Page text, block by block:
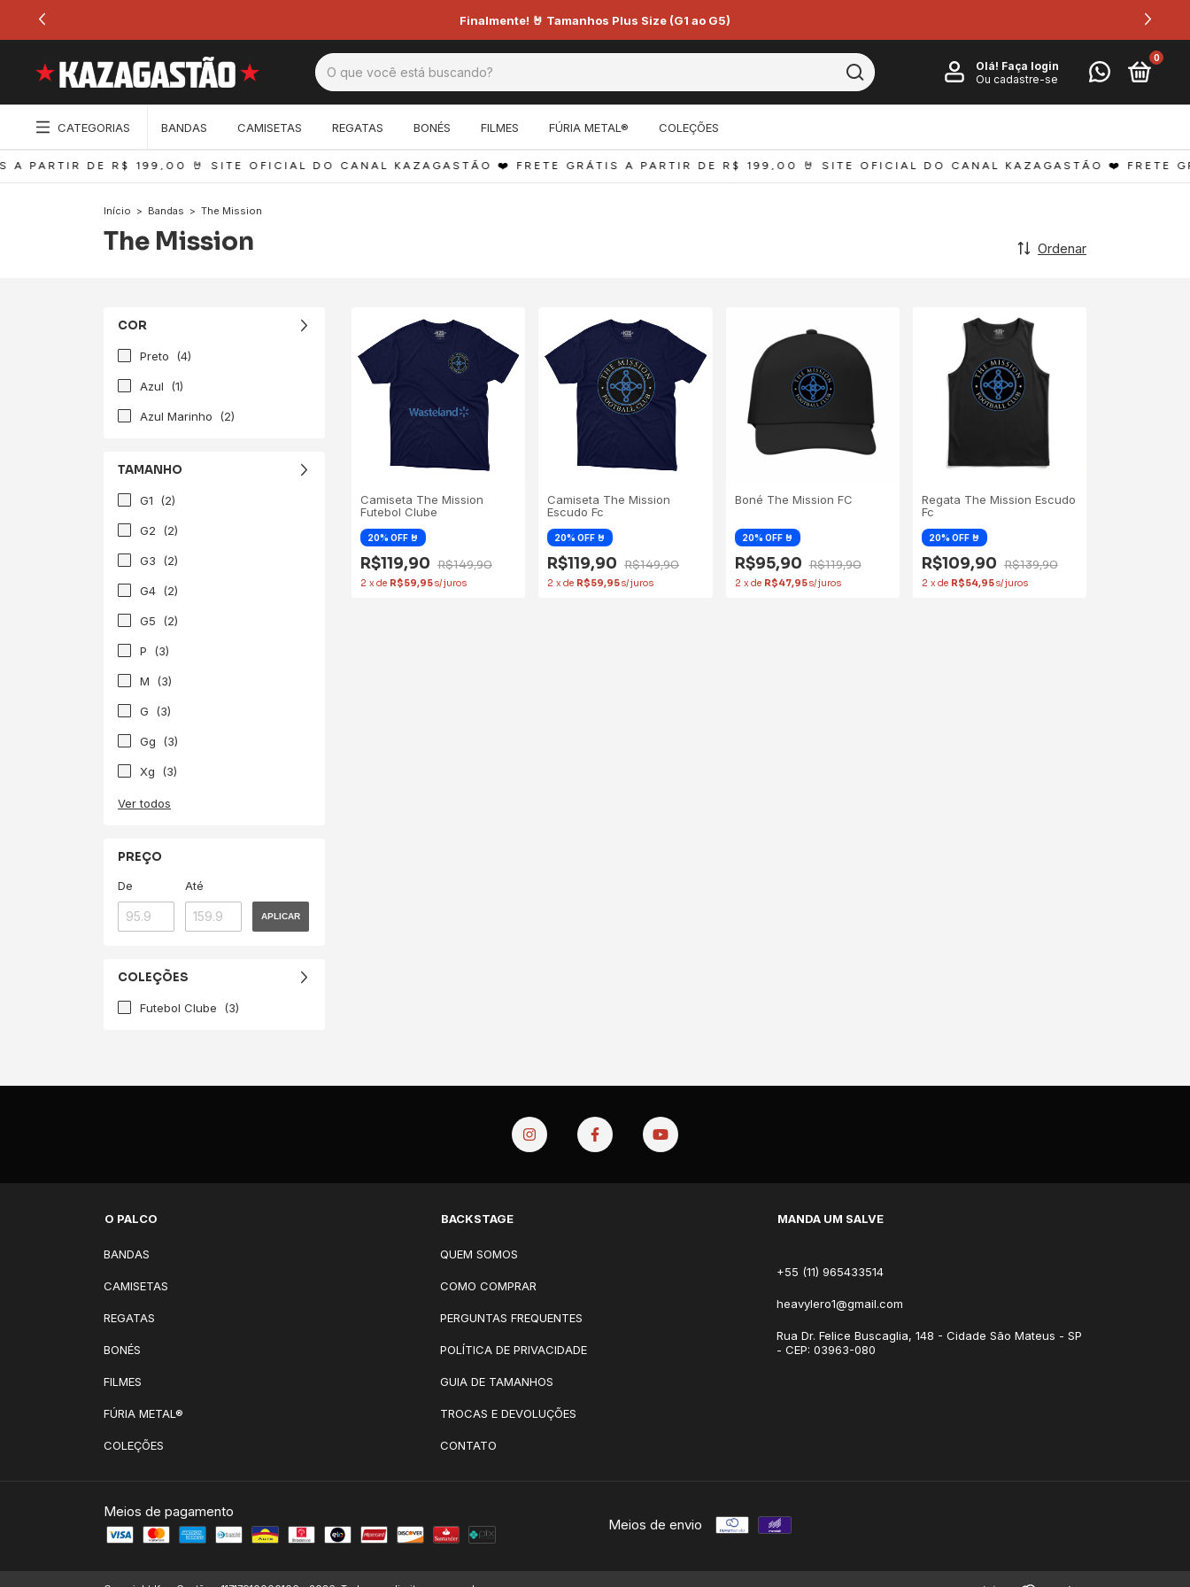
Finalmente! 🤘 Tamanhos Plus Size (G1 ao G5)
Olá! Faça login
Ou cadastre-se
0
CATEGORIAS BANDAS CAMISETAS REGATAS BONÉS FILMES FÚRIA METAL® COLEÇÕES
A PARTIR DE R$ 199,00 🤘 SITE OFICIAL DO CANAL KAZAGASTÃO ❤️ FRETE GRÁTIS A PARTIR DE R$ 199,00 🤘 SITE OFICIAL DO CANAL KAZAGASTÃO ❤️ FRETE
Início > Bandas > The Mission
The Mission Ordenar
COR
Preto (4)
Azul (1)
Azul Marinho (2)
TAMANHO
G1 (2)
G2 (2)
G3 (2)
G4 (2)
G5 (2)
P (3)
M (3)
G (3)
Gg (3)
Xg (3)
Ver todos
PREÇO
De Até
APLICAR
COLEÇÕES
Futebol Clube (3)
Camiseta The Mission
Futebol Clube
R$119,90 R$149,90
2 x de R$59,95
Camiseta The Mission
Escudo Fc
R$119,90 R$149,90
2 xde R$59,95
Boné The Mission FC
R$95,90 R$119,90
2 x de R$47,95
Regata The Mission Escudo
Fc
R$109,90 R$139,90
2 x de R$54,95
O PALCO
BANDAS
CAMISETAS
REGATAS
BONÉS
FILMES
FÚRIA METAL®
COLEÇÕES
BACKSTAGE
QUEM SOMOS
COMO COMPRAR
PERGUNTAS FREQUENTES
POLÍTICA DE PRIVACIDADE
GUIA DE TAMANHOS
TROCAS E DEVOLUÇÕES
CONTATO
MANDA UM SALVE
+55 (11) 965433514
heavylero1@gmail.com
Rua Dr. Felice Buscaglia, 148 - Cidade São Mateus - SP
- CEP: 03963-080
Meios de pagamento
Meios de envio